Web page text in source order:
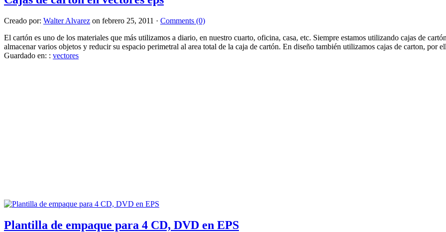
Creado por: Walter Alvarez on febrero 25, 2011 · Comments (0)
El cartón es uno de los materiales que más utilizamos a diario, en nuestro cuarto, oficina, casa, etc. Siempre estamos utilizando cajas de
almacenar varios objetos y reducir su espacio perimetral al area total de la caja de cartón. En diseño también utilizamos cajas de carton, por
Guardado en: : vectores
Plantilla de empaque para 4 CD, DVD en EPS